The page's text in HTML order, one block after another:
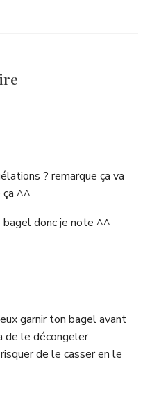
? remarque ça va
ça ^^
bagel donc je note ^^
garnir ton bagel avant
de le décongeler
de le casser en le